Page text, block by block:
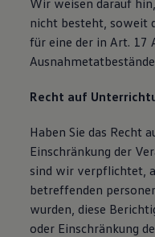
Wir weisen darauf
nicht besteht, soweit
für eine der in Art. 17
Recht auf
Haben Sie das Recht
Einschränkung der
sind wir verpflichtet,
betreffenden
wurden, diese
oder Einschränkung